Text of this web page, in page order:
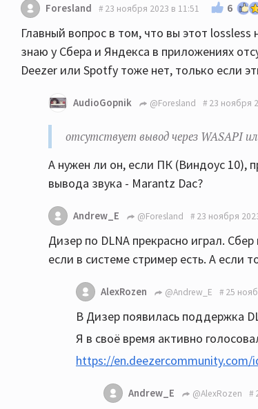
Foresland 23 ноября 2023 в 11:51 6
Главный вопрос в том, что вы этот
знаю у Сбера и Яндекса в приложениях
Deezer или Spotfy тоже нет, только если
AudioGopnik @Foresland 23 ноября
отсутствует вывод через WASAPI
А нужен ли он, если ПК (Виндоус 10),
вывода звука - Marantz Dac?
Andrew_E @Foresland 23 ноября
Дизер по DLNA прекрасно играл.
если в системе стример есть. А если
AlexRozen @Andrew_E 25
В Дизер появилась поддержка
Я в своё время активно
https://en.deezercommunity.com/
Andrew_E @AlexRozen